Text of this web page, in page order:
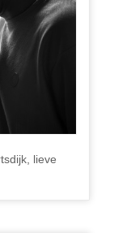
lieve